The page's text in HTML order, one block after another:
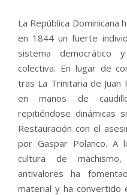
La República Dominicana
en 1844 un fuerte
sistema democrático
colectiva. En lugar de
tras La Trinitaria de
en manos de
repitiéndose dinámicas
Restauración con el
por Gaspar Polanco.
cultura de
antivalores ha
material y ha convertido